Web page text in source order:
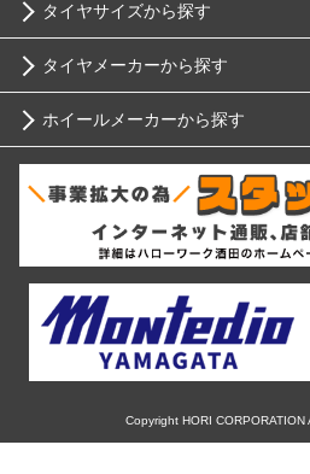
トヨタ
ニッサン
スバル
マツダ
ミツビシ
タイヤサイズから探す
10インチ
12インチ
14インチ
15インチ
タイヤメーカーから探す
ブリヂストン
ミシュラン
ヨコハマ
ダンロップ
ホイールメーカーから探す
RIH
Advanti Racing
Copyright HORI CORPORATION